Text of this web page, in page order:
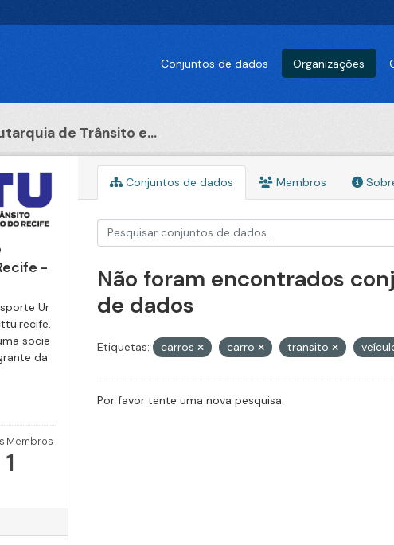
Conjuntos de dados Organizações
de Trânsito e...
-
Ur
socie
da
Membros
1
Conjuntos de dados Membros
Não foram encontrados
de dados
Etiquetas: carros carro transito
Por favor tente uma nova pesquisa.